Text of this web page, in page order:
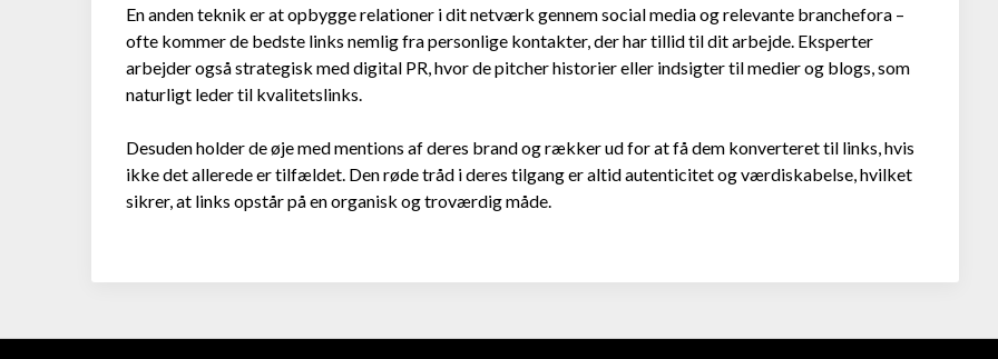
En anden teknik er at opbygge relationer i dit netværk gennem social media og relevante branchefora –
ofte kommer de bedste links nemlig fra personlige kontakter, der har tillid til dit arbejde. Eksperter
arbejder også strategisk med digital PR, hvor de pitcher historier eller indsigter til medier og blogs, som
naturligt leder til kvalitetslinks.
Desuden holder de øje med mentions af deres brand og rækker ud for at få dem konverteret til links, hvis
ikke det allerede er tilfældet. Den røde tråd i deres tilgang er altid autenticitet og værdiskabelse, hvilket
sikrer, at links opstår på en organisk og troværdig måde.